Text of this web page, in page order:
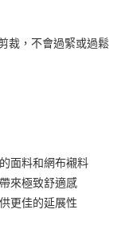
明】
提供，台灣大哥大用戶可立即
付你分期」，訂單成立後會自
，選擇欲分期的期數、繳款截
期數及費用金額請依後續交易
付」】
收到商品之後才付款」的支
裁，不會過緊或過鬆
面料和網布襯料
來極致舒適感
更佳的延展性